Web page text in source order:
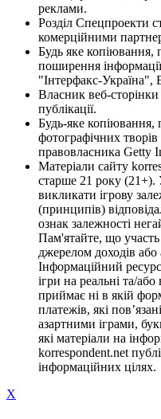
реклами.
Розділ Спецпроекти
комерційними
Будь яке копіювання,
поширення
"Інтерфакс-Україна",
Власник веб-
публікації.
Будь-яке копіювання,
фотографічних творів
правовласника Getty
Матеріали сайту
старше 21 року (21+).
викликати ігрову
(принципів)
ознак залежності
Пам'ятайте, що
джерелом доходів або
Інформаційний
ігри на реальні та/
приймає ні в якій
платежів, які
азартними іграми,
які матеріали на
korrespondent.net
інформаційних цілях.
X